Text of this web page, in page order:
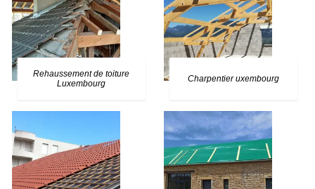
Rehaussement de toiture
Luxembourg
Charpentier uxembourg